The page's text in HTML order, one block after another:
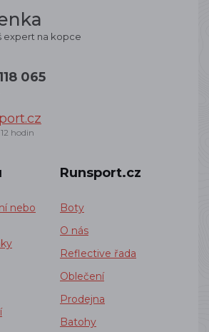
expert na kopce
065
hodin
nebo
Runsport.cz
Boty
O nás
Reflective řada
Oblečení
Prodejna
Batohy